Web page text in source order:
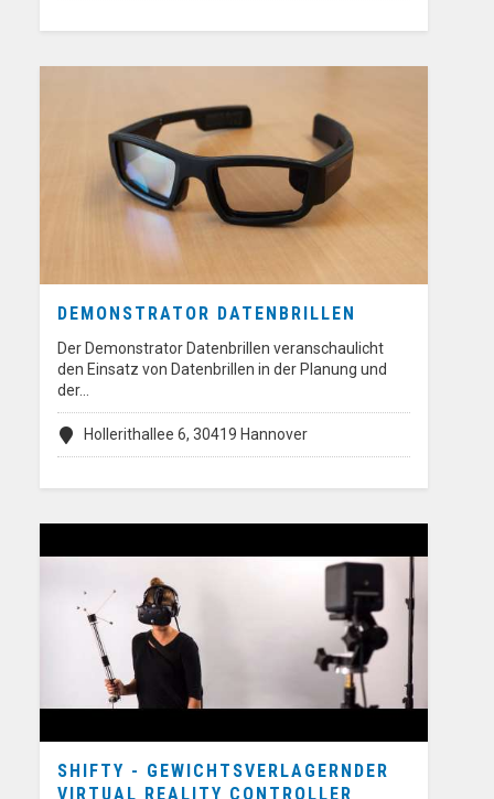
DEMONSTRATOR DATENBRILLEN
Der Demonstrator Datenbrillen veranschaulicht
den Einsatz von Datenbrillen in der Planung und
der…
Hollerithallee 6, 30419 Hannover
SHIFTY - GEWICHTSVERLAGERNDER
VIRTUAL REALITY CONTROLLER